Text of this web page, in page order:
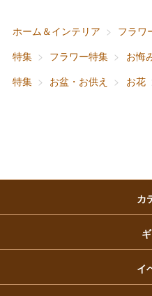
ホーム＆インテリア フラワ
特集
フラワー特集 お悔
特集
お盆・お供え お花
カ
ベビ
お
快
イ
お
敬